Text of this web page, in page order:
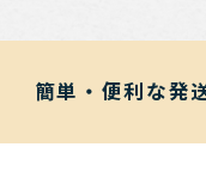
簡単・便利な発